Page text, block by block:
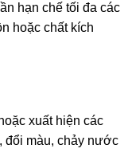
hạn chế tối đa các
hoặc chất kích
xuất hiện các
đổi màu, chảy nước